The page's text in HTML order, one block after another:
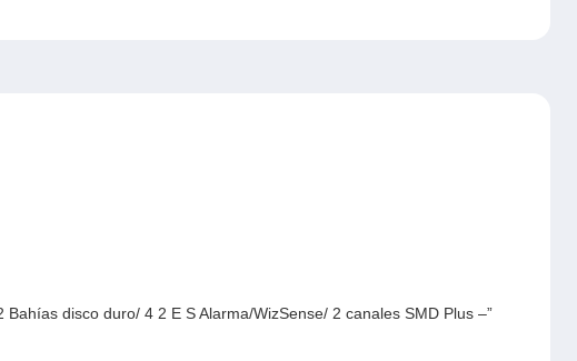
disco duro/ 4 2 E S Alarma/WizSense/ 2 canales SMD Plus –”